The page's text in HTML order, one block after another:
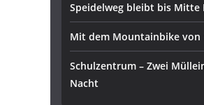
Speidelweg bleibt bis Mitte
Mit dem Mountainbike von
Schulzentrum – Zwei
Nacht